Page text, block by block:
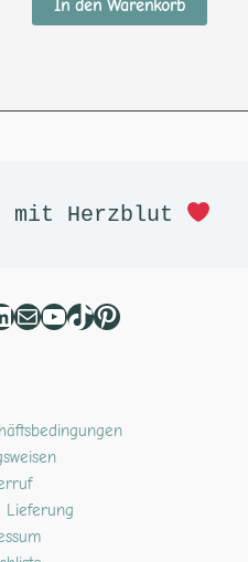
In den Warenkorb
mit Herzblut
Lieferung